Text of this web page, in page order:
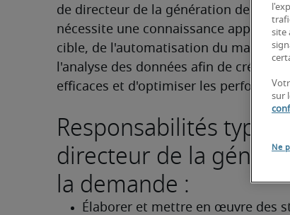
de directeur de la génération de la
nécessite une connaissance
cible, de l'automatisation du
l'analyse des données afin de créer
efficaces et d'optimiser les
Responsabilités
directeur de la
la demande :
Élaborer et mettre en œuvre des
site
sur
Ne